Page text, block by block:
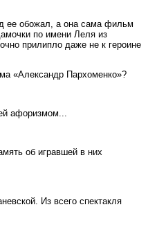
ее обожал, а она сама фильм
по имени Леля из
прилипло даже не к героине
«Александр Пархоменко»?
афоризмом...
об игравшей в них
Из всего спектакля